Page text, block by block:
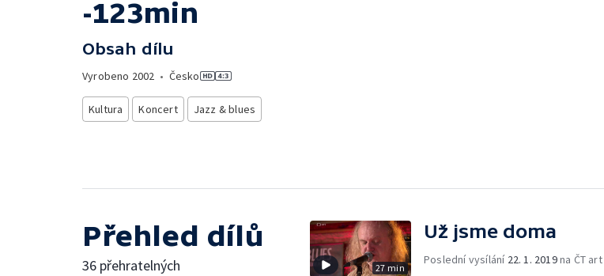
-123min
Obsah dílu
Vyrobeno 2002 • Česko
Kultura Koncert Jazz & blues
Přehled dílů
36 přehratelných 27 min
Už jsme doma
Poslední vysílání 22. 1. 2019na ČT art